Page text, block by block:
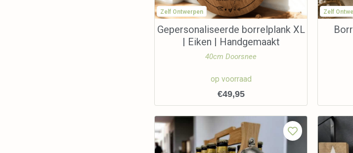
Zelf Ontwerpen
Gepersonaliseerde borrelplank XL
| Eiken | Handgemaakt
40cm Doorsnee
op voorraad
€49,95
Zelf